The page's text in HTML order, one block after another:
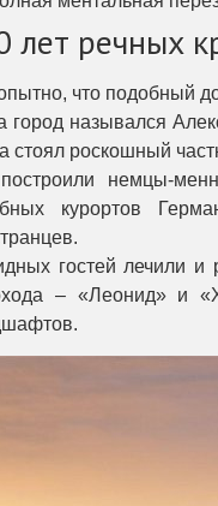
лет речных
что подобный
город назывался
стоял роскошный
немцы-
курортов
гостей лечили
– «Леонид» и